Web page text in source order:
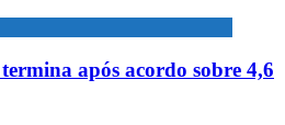
após acordo sobre 4,6